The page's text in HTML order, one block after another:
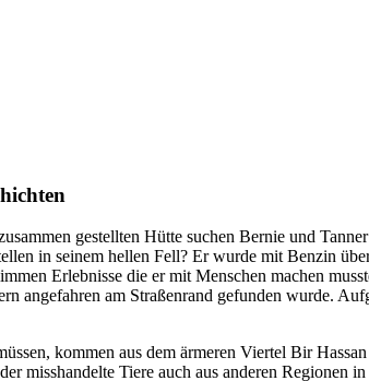
gestellten Hütte suchen Bernie und
in seinem hellen Fell? Er wurde mit Benzin
Erlebnisse die er mit Menschen machen
angefahren am Straßenrand gefunden wurde.
kommen aus dem ärmeren Viertel Bir
misshandelte Tiere auch aus anderen